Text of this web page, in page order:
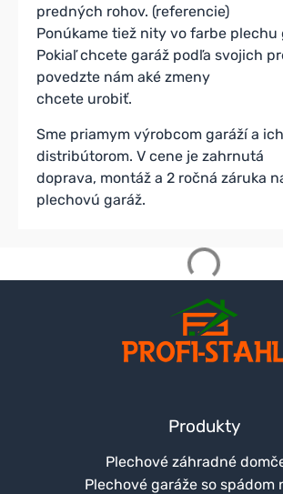
predných rohov. (referencie)
Ponúkame tiež nity vo farbe plechu
Pokiaľ chcete garáž podľa svojich
povedzte nám aké zmeny
chcete urobiť.
Sme priamym výrobcom garáží a ich
distribútorom. V cene je zahrnutá
doprava, montáž a 2 ročná záruka
plechovú garáž.
Produkty
Plechové záhradné
Plechové garáže so spádom